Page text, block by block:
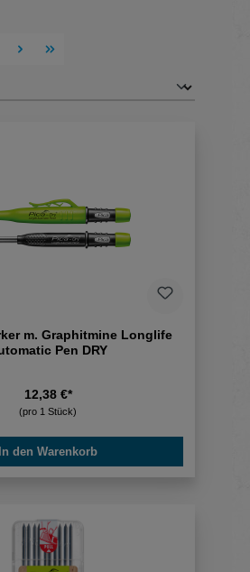
m. Graphitmine Longlife
Pen DRY
12,38 €*
(pro 1 Stück)
In den Warenkorb